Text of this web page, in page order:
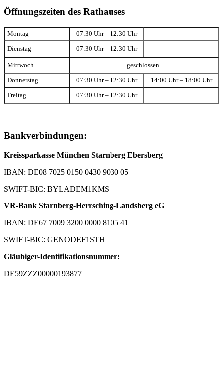
Öffnungszeiten des Rathauses
Montag 07:30 Uhr – 12:30 Uhr
Dienstag 07:30 Uhr – 12:30 Uhr
Mittwoch geschlossen
Donnerstag 07:30 Uhr – 12:30 Uhr 14:00 Uhr – 18:00 Uhr
Freitag 07:30 Uhr – 12:30 Uhr
Bankverbindungen:
Kreissparkasse München Starnberg Ebersberg
IBAN: DE08 7025 0150 0430 9030 05
SWIFT-BIC: BYLADEM1KMS
VR-Bank Starnberg-Herrsching-Landsberg eG
IBAN: DE67 7009 3200 0000 8105 41
SWIFT-BIC: GENODEF1STH
Gläubiger-Identifikationsnummer:
DE59ZZZ00000193877